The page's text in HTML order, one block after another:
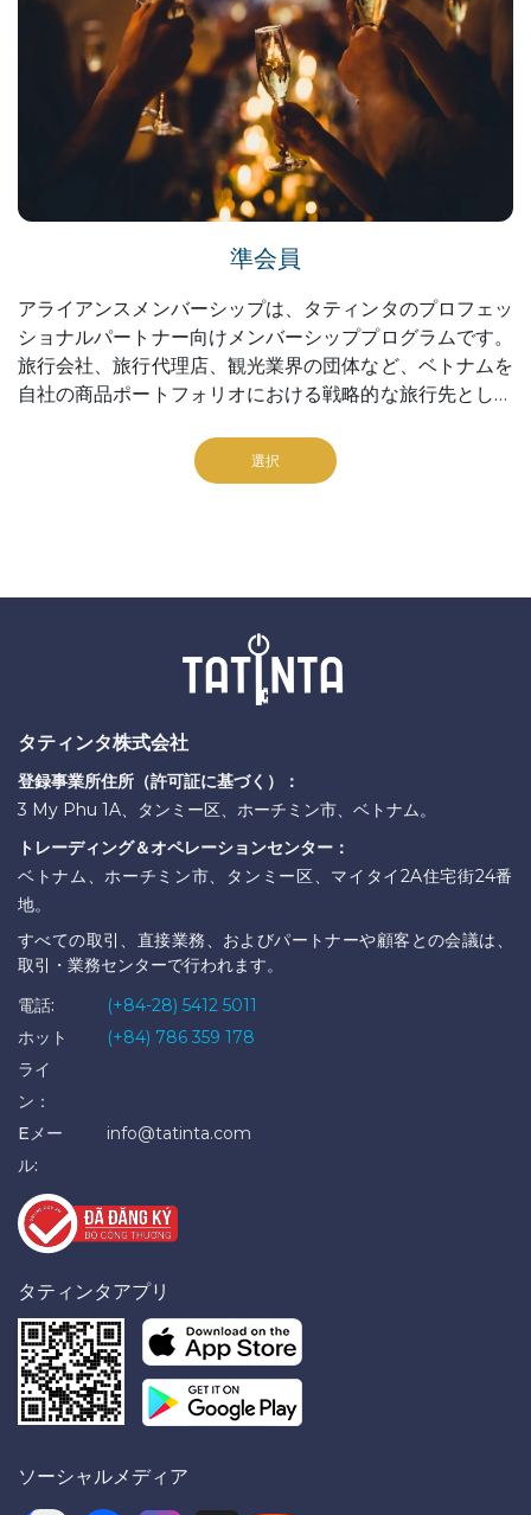
準会員
アライアンスメンバーシップは、タティンタのプロフェッ
ショナルパートナー向けメンバーシッププログラムです。
旅行会社、旅行代理店、観光業界の団体など、ベトナムを
自社の商品ポートフォリオにおける戦略的な旅行先として
す。このプログラムでは、タティンタのプラットフォー
ム、パートナー向け価格設定メカニズム、厳選された商品
合わせることで、アライアンスメンバーシップはパートナ
タティンタのエコシステム内での事業拡大を支援します。
選択
タティンタ株式会社
登録事業所住所（許可証に基づく）：
3 My Phu 1A、タンミー区、ホーチミン市、ベトナム。
トレーディング＆オペレーションセンター：
ベトナム、ホーチミン市、タンミー区、マイタイ2A住宅街24番
地。
すべての取引、直接業務、およびパートナーや顧客との会議は、
取引・業務センターで行われます。
電話:
(+84-28) 5412 5011
ホット
ライ
ン：
(+84) 786 359 178
Eメー
ル:
info@tatinta.com
タティンタアプリ
ソーシャルメディア